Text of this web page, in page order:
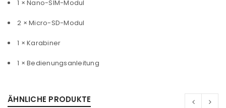
Benutzername oder E-Mail-Adresse
Passwort*
1 × Nano-SIM-Modul
2 × Micro-SD-Modul
1 × Karabiner
1 × Bedienungsanleitung
ÄHNLICHE PRODUKTE